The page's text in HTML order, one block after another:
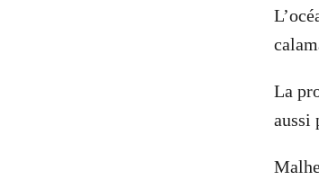
La
aussi